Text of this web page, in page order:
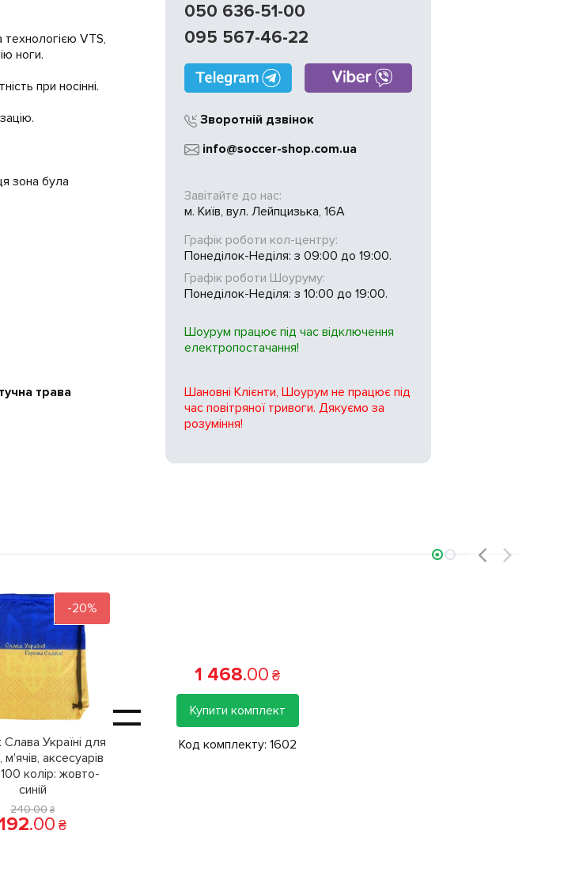
технологією VTS,
ноги.
при носінні.
зона була
трава
050 636-51-00
095 567-46-22
Зворотній дзвінок
info@soccer-shop.com.ua
Завітайте до нас:
м. Київ, вул. Лейпцизька, 16А
Графік роботи кол-центру:
Понеділок-Неділя: з 09:00 до 19:00.
Графік роботи Шоуруму:
Понеділок-Неділя: з 10:00 до 19:00.
Шоурум працює під час відключення
електропостачання!
Шановні Клієнти, Шоурум не працює під
час повітряної тривоги. Дякуємо за
розуміння!
-20%
Україні для
м'ячів, аксесуарів
колiр: жовто-
синій
240.00 ₴
.00 ₴
=
1 468.00 ₴
Купити комплект
Код комплекту: 1602